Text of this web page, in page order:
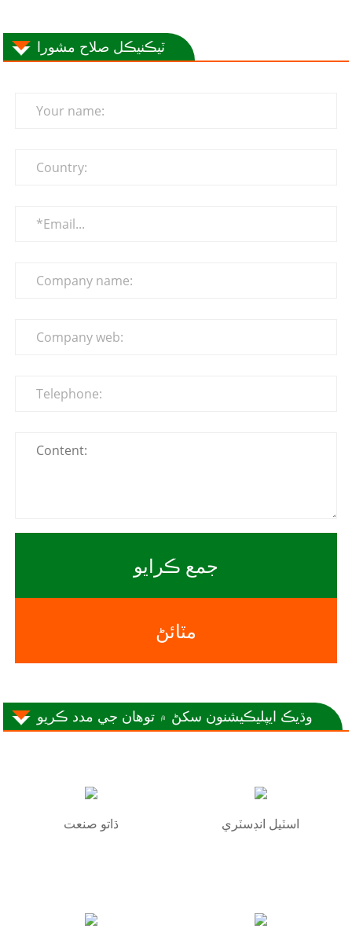
ٽيڪنيڪل صلاح مشورا
جمع ڪرايو
مٽائڻ
وڌيڪ ايپليڪيشنون سکڻ ۾ توهان جي مدد ڪريو
ڌاتو صنعت اسٽيل انڊسٽري